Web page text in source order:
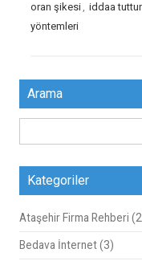
oran şikesi, iddaa
yöntemleri
Arama
Kategoriler
Ataşehir Firma Rehberi
Bedava İnternet(3)